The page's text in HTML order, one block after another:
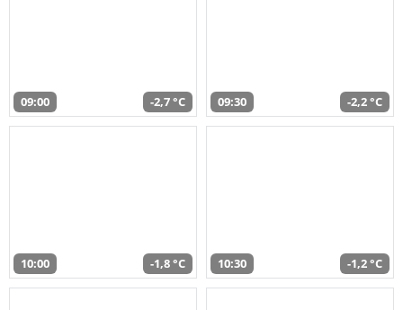
09:00 -2,7 °C 09:30 -2,2 °C
10:00 -1,8 °C 10:30 -1,2 °C